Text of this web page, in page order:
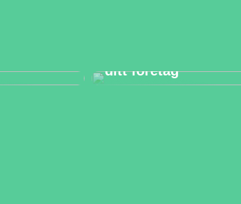
ditt företag